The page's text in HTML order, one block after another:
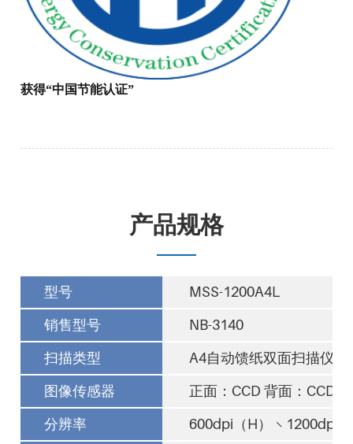
获得“中国节能认证”
产品规格
型号
MSS-1200A4L
销售型号
NB-3140
扫描类型
A4自动馈纸双面扫描仪
图像传感器
正面：CCD 背面：CCD
分辨率
600dpi（H） × 1200dpi